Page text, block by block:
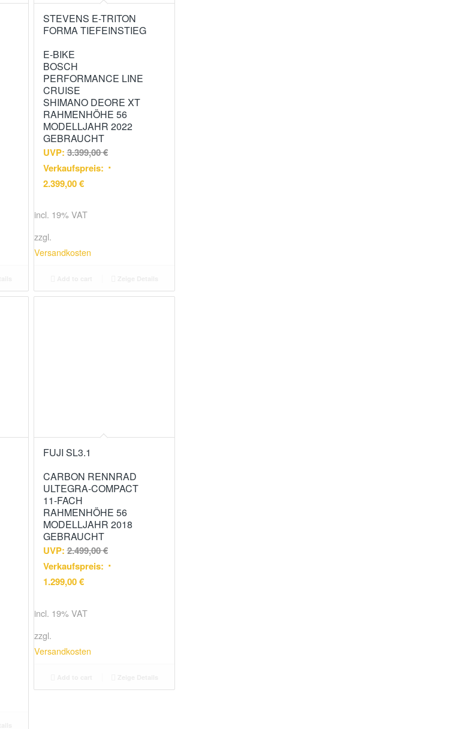
STEVENS E-TRITON
FORMA TIEFEINSTIEG
E-BIKE
BOSCH
PERFORMANCE LINE
CRUISE
SHIMANO DEORE XT
RAHMENHÖHE 56
MODELLJAHR 2022
GEBRAUCHT
UVP: 3.399,00€
Verkaufspreis:
2.399,00€
incl. 19% VAT
zzgl.
Versandkosten
FUJI SL3.1
CARBON RENNRAD
ULTEGRA-COMPACT
11-FACH
RAHMENHÖHE 56
MODELLJAHR 2018
GEBRAUCHT
UVP: 2.499,00€
Verkaufspreis:
1.299,00€
incl. 19% VAT
zzgl.
Versandkosten